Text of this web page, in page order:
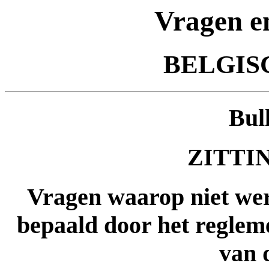
Vragen
Vragen waarop niet
bepaald door het
van